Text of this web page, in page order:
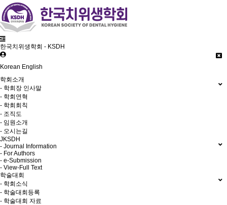
한국치위생학회 - KSDH
Korean English
학회소개
- 학회장 인사말
- 학회연혁
- 학회회칙
- 조직도
- 임원소개
- 오시는길
JKSDH
- Journal Information
- For Authors
- e-Submission
- View-Full Text
학술대회
- 학회소식
- 학술대회등록
- 학술대회 자료